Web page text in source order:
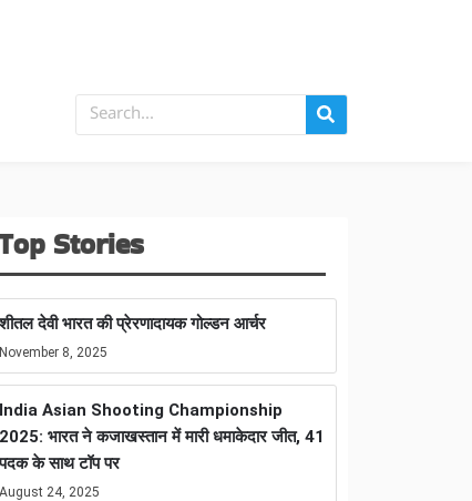
Stories
शीतल देवी भारत की प्रेरणादायक गोल्डन आर्चर
November 8, 2025
India Asian Shooting Championship
2025: भारत ने कजाखस्तान में मारी धमाकेदार जीत, 41
पदक के साथ टॉप पर
August 24, 2025